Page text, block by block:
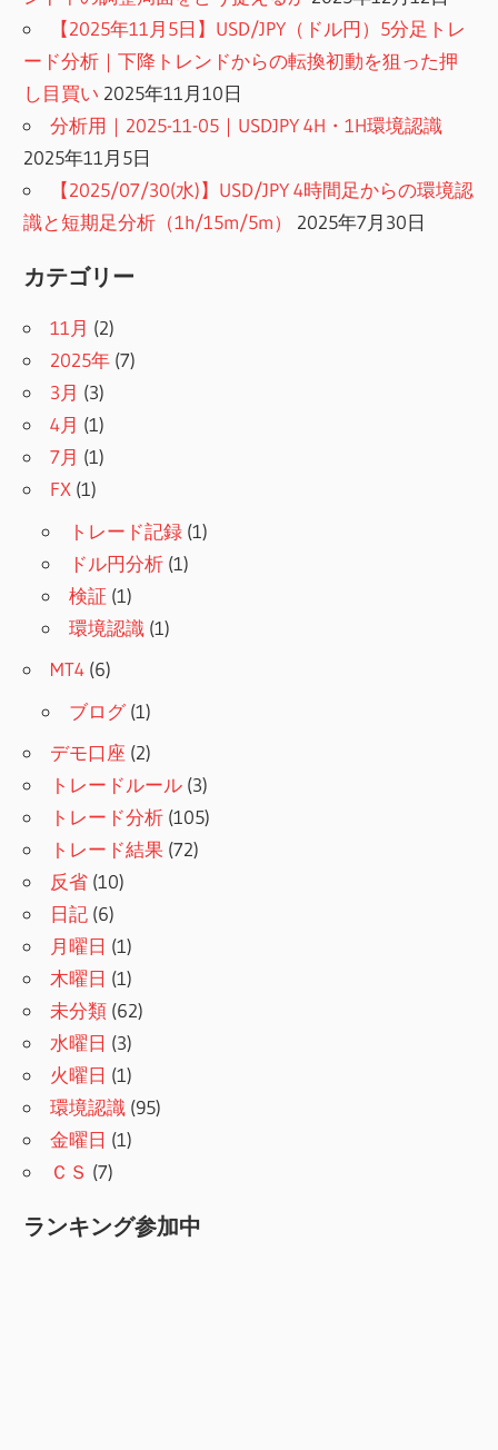
【2025年11月5日】USD/JPY（ドル円）5分足トレ
ード分析｜下降トレンドからの転換初動を狙った押
し目買い 2025年11月10日
分析用｜2025-11-05｜USDJPY 4H・1H環境認識
2025年11月5日
【2025/07/30(水)】USD/JPY 4時間足からの環境認
識と短期足分析（1h/15m/5m）
2025年7月30日
カテゴリー
11月 (2)
2025年 (7)
3月 (3)
4月 (1)
7月 (1)
FX (1)
トレード記録 (1)
ドル円分析 (1)
検証 (1)
環境認識 (1)
MT4 (6)
ブログ(1)
デモ口座 (2)
トレードルール (3)
トレード分析 (105)
トレード結果 (72)
反省 (10)
日記 (6)
月曜日 (1)
木曜日 (1)
未分類 (62)
水曜日 (3)
火曜日 (1)
環境認識 (95)
金曜日 (1)
ＣＳ (7)
ランキング参加中